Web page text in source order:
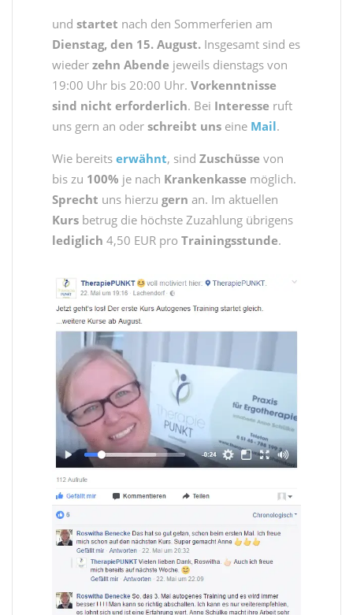
und startet nach den Sommerferien am
Dienstag, den 15. August. Insgesamt sind es
wieder zehn Abende jeweils dienstags von
19:00 Uhr bis 20:00 Uhr. Vorkenntnisse
sind nicht erforderlich. Bei Interesse ruft
uns gern an oder schreibt uns eine Mail.
Wie bereits erwähnt, sind Zuschüsse von
bis zu 100% je nach Krankenkasse möglich.
Sprecht uns hierzu gern an. Im aktuellen
Kurs betrug die höchste Zuzahlung übrigens
lediglich 4,50 EUR pro Trainingsstunde.